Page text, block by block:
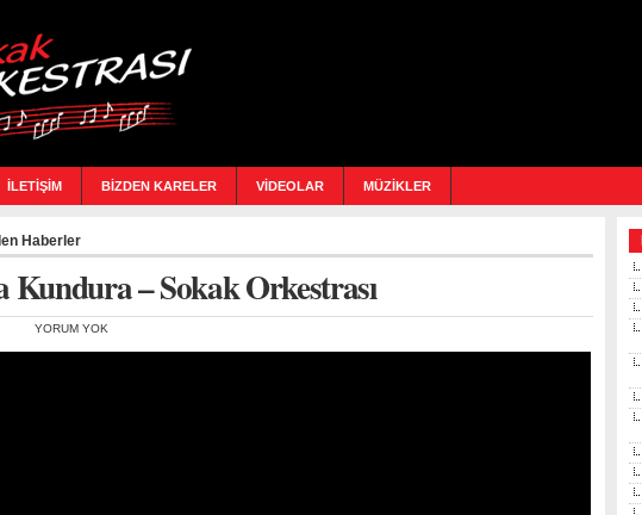
İLETİŞİM BİZDEN KARELER VİDEOLAR MÜZİKLER
Haberler
Kundura – Sokak Orkestrası
YORUM YOK